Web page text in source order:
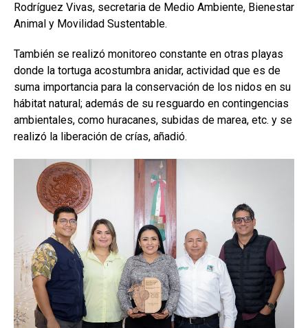
Rodríguez Vivas, secretaria de Medio Ambiente, Bienestar
Animal y Movilidad Sustentable.
También se realizó monitoreo constante en otras playas
donde la tortuga acostumbra anidar, actividad que es de
suma importancia para la conservación de los nidos en su
hábitat natural; además de su resguardo en contingencias
ambientales, como huracanes, subidas de marea, etc. y se
realizó la liberación de crías, añadió.